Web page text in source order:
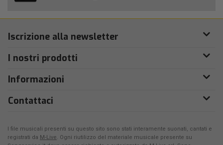
Iscrizione alla newsletter
I nostri prodotti
Informazioni
Contattaci
I file musicali presenti su questo sito sono stati interamente suonati, cantati e
registrati da M-Live. Ogni riutilizzo del materiale musicale presente su